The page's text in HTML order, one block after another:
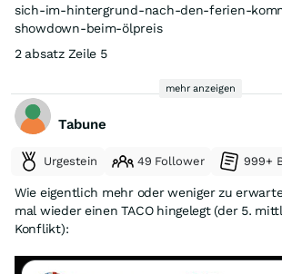
sich-im-hintergrund-nach-den-ferien-
showdown-beim-ölpreis
2 absatz Zeile 5
Die Vereinigten Staaten verfügen aktuell
Barrel Rohöl in ihrer strategischen
seit 1983.US-Präsident Donald Trump nutzt die Öl-Reserven
zu dämpfen. Und um mit Exporten die
zu decken. Beide Nutzungswege sind jedoch endlich.Das hat
für die Reserven bei rund 250 Millionen
Zweitens: Je weiter sich die Öl-Lager in Texas und Louisiana
mehr anzeigen
Tabune
Urgestein 49 Follower 999+
Wie eigentlich mehr oder weniger zu
mal wieder einen TACO hingelegt (der 5. mittlerweile in diesem
Konflikt):